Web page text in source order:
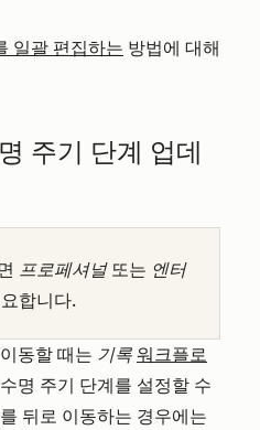
일괄 편집하는 방법에 대해
주기 단계 업데
프로페셔널 또는 엔터
합니다.
이동할 때는 기록 워크플로
명 주기 단계를 설정할 수
뒤로 이동하는 경우에는